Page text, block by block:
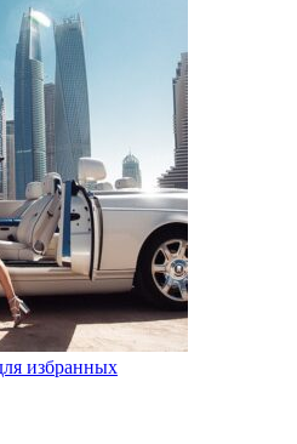
избранных